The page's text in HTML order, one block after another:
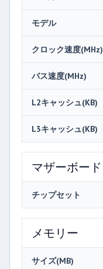
モデル
クロック速度(MHz)
バス速度(MHz)
L2キャッシュ(KB)
L3キャッシュ(KB)
マザーボード
チップセット
メモリー
サイズ(MB)